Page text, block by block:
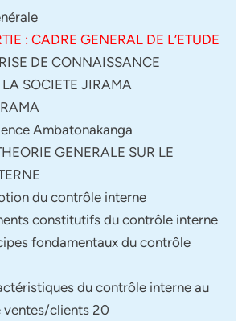
: CADRE GENERAL DE L’ETUDE
DE CONNAISSANCE
SOCIETE JIRAMA
Ambatonakanga
GENERALE SUR LE
du contrôle interne
constitutifs du contrôle interne
fondamentaux du contrôle
du contrôle interne au
ventes/clients 20